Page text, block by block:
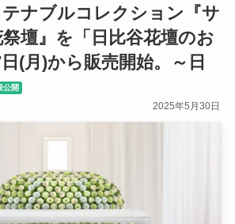
ナブルコレクション『サ
壇』を「日比谷花壇のお
(月)から販売開始。～日
公開
2025年5月30日